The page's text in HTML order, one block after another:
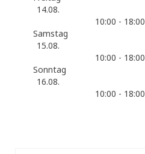
14.08.
10:00 - 18:00
Samstag
15.08.
10:00 - 18:00
Sonntag
16.08.
10:00 - 18:00